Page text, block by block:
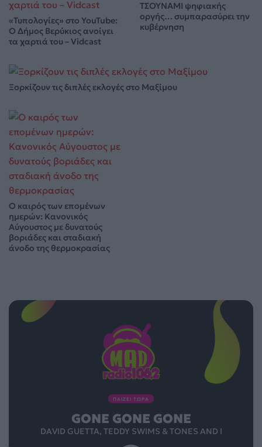
«Τυπολογίες» στο YouTube:
Ο Δήμος Βερύκιος ανοίγει
τα χαρτιά του – Vidcast
ΤΣΟΥΝΑΜΙ ψηφιακής
οργής… συμπαρασύρει την
κυβέρνηση
Ξορκίζουν τις διπλές εκλογές στο Μαξίμου
Ο καιρός των επομένων
ημερών: Κανονικός
Αύγουστος με δυνατούς
βοριάδες και σταδιακή
άνοδο της θερμοκρασίας
ΠΑΙΖΕΙ ΤΩΡΑ
GONE GONE GONE
DAVID GUETTA, TEDDY SWIMS & TONES AND I